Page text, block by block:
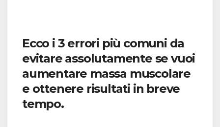
Ecco i 3 errori più comuni da
evitare assolutamente se vuoi
aumentare massa muscolare
e ottenere risultati in breve
tempo.